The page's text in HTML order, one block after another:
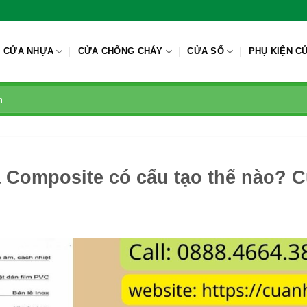
CỬA NHỰA CỬA CHỐNG CHÁY CỬA SỔ PHỤ KIỆN
Composite có cấu tạo thế nào?